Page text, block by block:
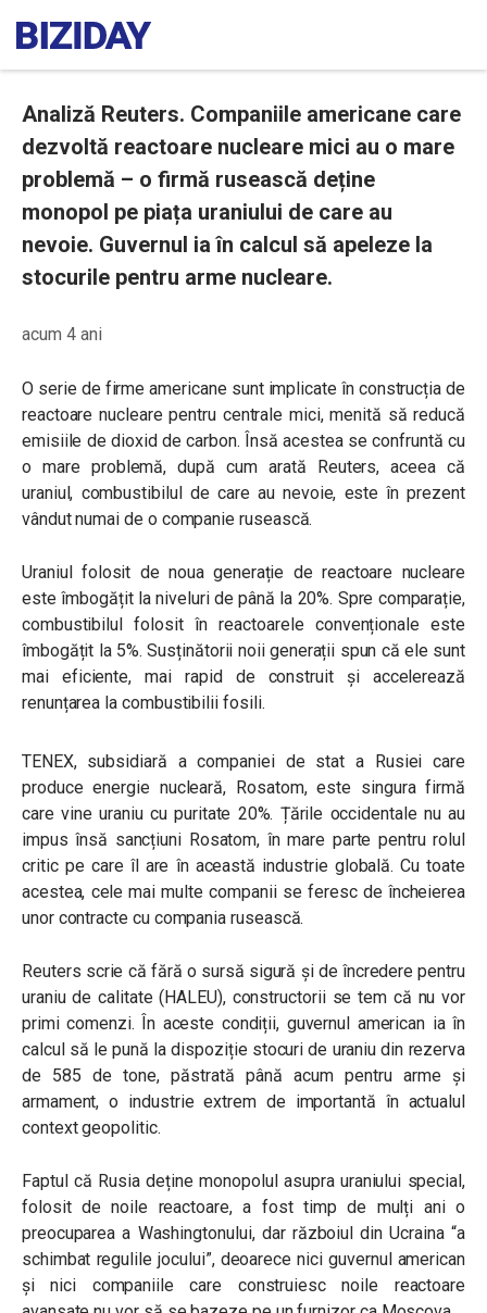
Analiză Reuters. Companiile americane care
dezvoltă reactoare nucleare mici au o mare
problemă – o firmă rusească deține
monopol pe piața uraniului de care au
nevoie. Guvernul ia în calcul să apeleze la
stocurile pentru arme nucleare.
acum 4 ani
O serie de firme americane sunt implicate în construcția de
reactoare nucleare pentru centrale mici, menită să reducă
emisiile de dioxid de carbon. Însă acestea se confruntă cu
o mare problemă, după cum arată Reuters, aceea că
uraniul, combustibilul de care au nevoie, este în prezent
vândut numai de o companie rusească.
Uraniul folosit de noua generație de reactoare nucleare
este îmbogățit la niveluri de până la 20%. Spre comparație,
combustibilul folosit în reactoarele convenționale este
îmbogățit la 5%. Susținătorii noii generații spun că ele sunt
mai eficiente, mai rapid de construit și accelerează
renunțarea la combustibilii fosili.
TENEX, subsidiară a companiei de stat a Rusiei care
produce energie nucleară, Rosatom, este singura firmă
care vine uraniu cu puritate 20%. Țările occidentale nu au
impus însă sancțiuni Rosatom, în mare parte pentru rolul
critic pe care îl are în această industrie globală. Cu toate
acestea, cele mai multe companii se feresc de încheierea
unor contracte cu compania rusească.
Reuters scrie că fără o sursă sigură și de încredere pentru
uraniu de calitate (HALEU), constructorii se tem că nu vor
primi comenzi. În aceste condiții, guvernul american ia în
calcul să le pună la dispoziție stocuri de uraniu din rezerva
de 585 de tone, păstrată până acum pentru arme și
armament, o industrie extrem de importantă în actualul
context geopolitic.
Faptul că Rusia deține monopolul asupra uraniului special,
folosit de noile reactoare, a fost timp de mulți ani o
preocuparea a Washingtonului, dar războiul din Ucraina “a
schimbat regulile jocului”, deoarece nici guvernul american
și nici companiile care construiesc noile reactoare